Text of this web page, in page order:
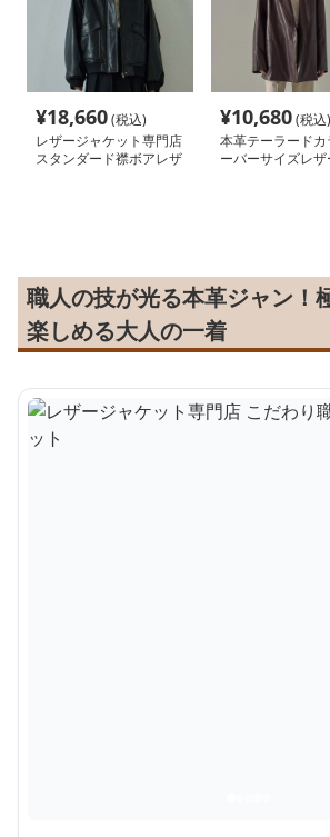
¥18,660(税込)
レザージャケット専門店
スタンダード襟ボアレザ
¥10,680(税込)
本革テーラードカ
ーバーサイズレザ
職人の技が光る本革ジャン！
楽しめる大人の一着